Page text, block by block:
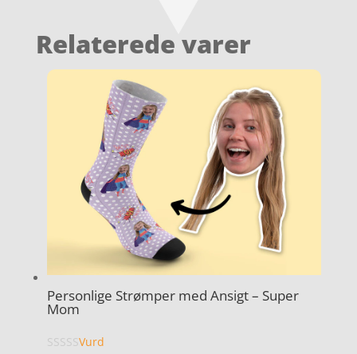
Relaterede varer
Personlige Strømper med Ansigt – Super
Mom
Vurd